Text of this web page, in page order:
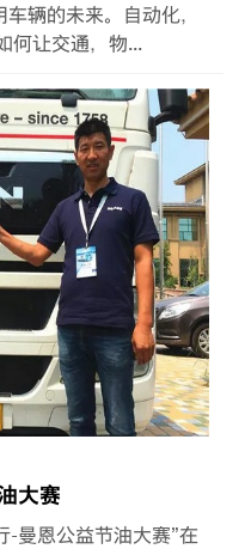
辆的未来。自动化，
何让交通，物...
大赛
-曼恩公益节油大赛”在